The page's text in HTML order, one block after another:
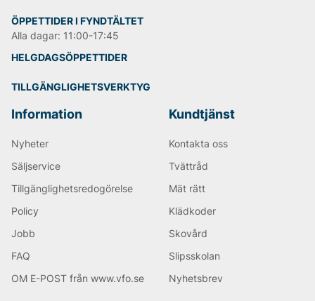
ÖPPETTIDER I FYNDTÄLTET
Alla dagar: 11:00-17:45
HELGDAGSÖPPETTIDER
TILLGÄNGLIGHETSVERKTYG
Information
Nyheter
Säljservice
Tillgänglighetsredogörelse
Policy
Jobb
FAQ
OM E-POST från www.vfo.se
Kundtjänst
Kontakta oss
Tvättråd
Mät rätt
Klädkoder
Skovård
Slipsskolan
Nyhetsbrev